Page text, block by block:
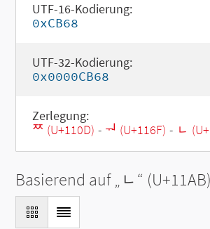
UTF-16-Kodierung:
0xCB68
UTF-32-Kodierung:
0x0000CB68
Zerlegung:
ᄍ (U+110D) - ᅯ (U+116F) - ᆫ
Basierend auf „ ᆫ“ (U+11AB)